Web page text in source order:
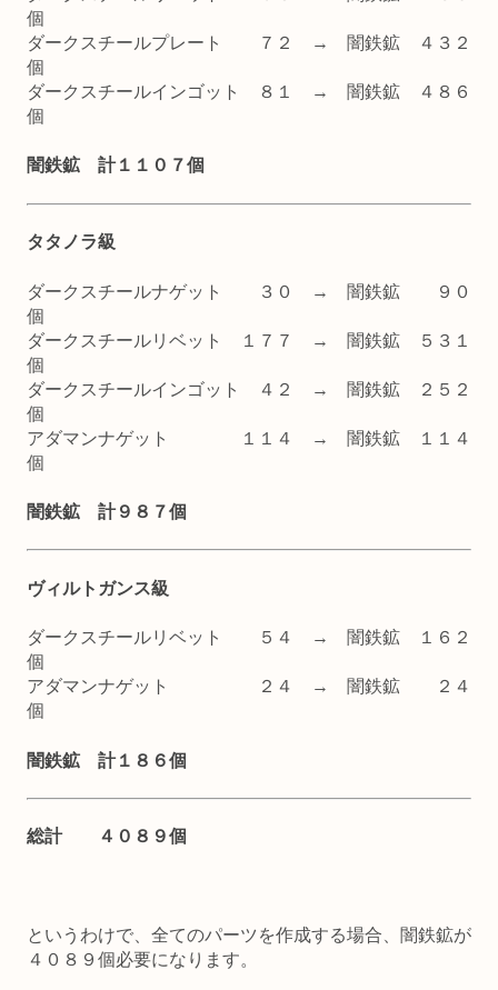
個
ダークスチールプレート ７２ → 闇鉄鉱 ４３２
個
ダークスチールインゴット ８１ → 闇鉄鉱 ４８６
個
闇鉄鉱 計１１０７個
タタノラ級
ダークスチールナゲット ３０ → 闇鉄鉱 ９０
個
ダークスチールリベット １７７ → 闇鉄鉱 ５３１
個
ダークスチールインゴット ４２ → 闇鉄鉱 ２５２
個
アダマンナゲット １１４ → 闇鉄鉱 １１４
個
闇鉄鉱 計９８７個
ヴィルトガンス級
ダークスチールリベット ５４ → 闇鉄鉱 １６２
個
アダマンナゲット ２４ → 闇鉄鉱 ２４
個
闇鉄鉱 計１８６個
総計 ４０８９個
というわけで、全てのパーツを作成する場合、闇鉄鉱が
４０８９個必要になります。